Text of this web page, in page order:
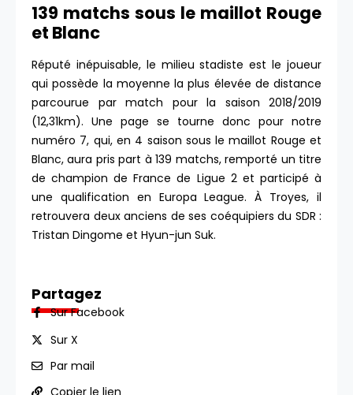
139 matchs sous le maillot Rouge
et Blanc
Réputé inépuisable, le milieu stadiste est le joueur
qui possède la moyenne la plus élevée de distance
parcourue par match pour la saison 2018/2019
(12,31km). Une page se tourne donc pour notre
numéro 7, qui, en 4 saison sous le maillot Rouge et
Blanc, aura pris part à 139 matchs, remporté un titre
de champion de France de Ligue 2 et participé à
une qualification en Europa League. À Troyes, il
retrouvera deux anciens de ses coéquipiers du SDR :
Tristan Dingome et Hyun-jun Suk.
Partagez
Sur Facebook
Sur X
Par mail